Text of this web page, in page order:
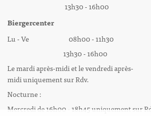
13h30 - 16h00
Biergercenter
Lu - Ve 08h00 - 11h30
13h30 - 16h00
Le mardi après-midi et le vendredi après-
midi uniquement sur Rdv.
Nocturne :
Mercredi de 16h00 - 18h45 uniquement sur